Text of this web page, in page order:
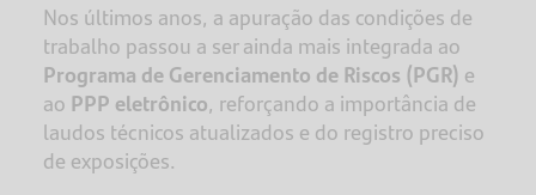
Nos últimos anos, a apuração das condições de
trabalho passou a ser ainda mais integrada ao
Programa de Gerenciamento de Riscos (PGR) e
ao PPP eletrônico, reforçando a importância de
laudos técnicos atualizados e do registro preciso
de exposições.